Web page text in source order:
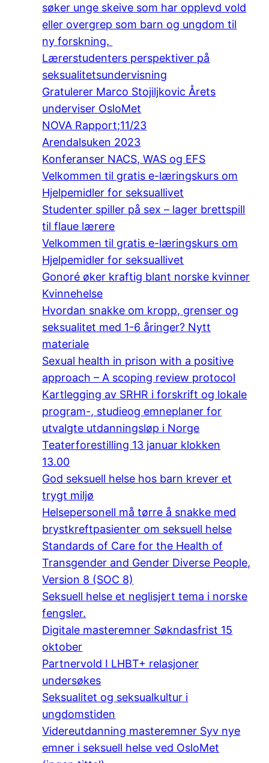
søker unge skeive som har opplevd vold
eller overgrep som barn og ungdom til
ny forskning.
Lærerstudenters perspektiver på
seksualitetsundervisning
Gratulerer Marco Stojiljkovic Årets
underviser OsloMet
NOVA Rapport;11/23
Arendalsuken 2023
Konferanser NACS, WAS og EFS
Velkommen til gratis e-læringskurs om
Hjelpemidler for seksuallivet
Studenter spiller på sex – lager brettspill
til flaue lærere
Velkommen til gratis e-læringskurs om
Hjelpemidler for seksuallivet
Gonoré øker kraftig blant norske kvinner
Kvinnehelse
Hvordan snakke om kropp, grenser og
seksualitet med 1-6 åringer? Nytt
materiale
Sexual health in prison with a positive
approach – A scoping review protocol
Kartlegging av SRHR i forskrift og lokale
program-, studieog emneplaner for
utvalgte utdanningsløp i Norge
Teaterforestilling 13 januar klokken
13.00
God seksuell helse hos barn krever et
trygt miljø
Helsepersonell må tørre å snakke med
brystkreftpasienter om seksuell helse
Standards of Care for the Health of
Transgender and Gender Diverse People,
Version 8 (SOC 8)
Seksuell helse et neglisjert tema i norske
fengsler.
Digitale masteremner Søkndasfrist 15
oktober
Partnervold I LHBT+ relasjoner
undersøkes
Seksualitet og seksualkultur i
ungdomstiden
Videreutdanning masteremner Syv nye
emner i seksuell helse ved OsloMet